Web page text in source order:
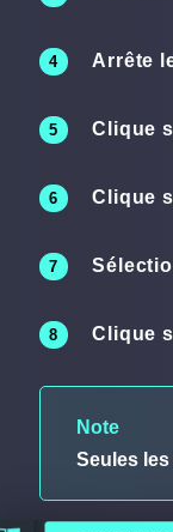
Arrête
Clique
Clique
Clique
Note
Seules